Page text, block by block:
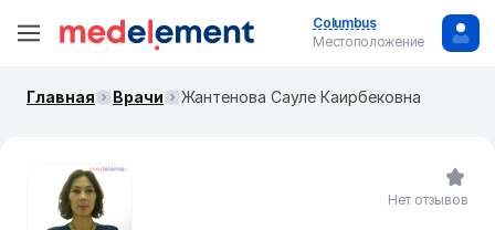
Columbus
Местоположение
Главная Врачи Жантенова Сауле Каирбековна
Нет отзывов